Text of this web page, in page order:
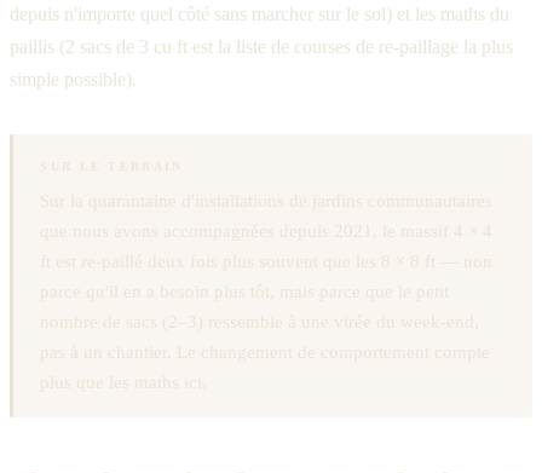
depuis n'importe quel côté sans marcher sur le sol) et les maths du
paillis (2 sacs de 3 cu ft est la liste de courses de re-paillage la plus
simple possible).
Sur la quarantaine d'installations de jardins communautaires
que nous avons accompagnées depuis 2021, le massif 4 × 4
ft est re-paillé deux fois plus souvent que les 8 × 8 ft — non
parce qu'il en a besoin plus tôt, mais parce que le petit
nombre de sacs (2–3) ressemble à une virée du week-end,
pas à un chantier. Le changement de comportement compte
plus que les maths ici.